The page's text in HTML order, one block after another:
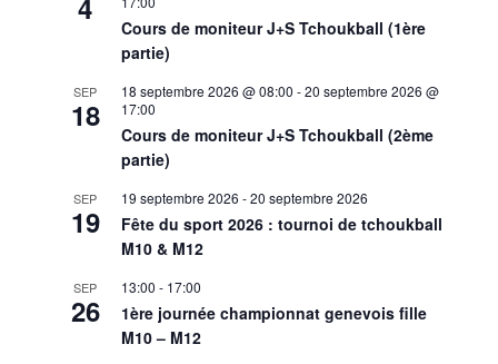
4
Cours de moniteur J+S Tchoukball (1ère
partie)
SEP
18
18 septembre 2026 @ 08:00 -20 septembre 2026 @
17:00
Cours de moniteur J+S Tchoukball (2ème
partie)
SEP
19
19 septembre 2026 -20 septembre 2026
Fête du sport 2026 : tournoi de tchoukball
M10 & M12
SEP
26
13:00 - 17:00
1ère journée championnat genevois fille
M10 – M12